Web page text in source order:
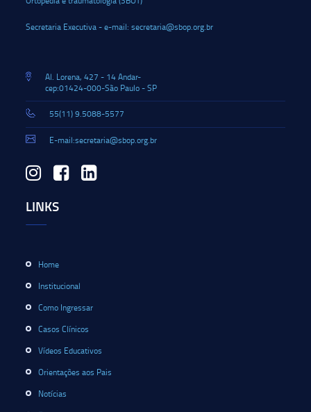
Secretaria Executiva - e-mail: secretaria@sbop.org.br
Al. Lorena, 427 - 14 Andar-
cep:01424-000-São Paulo - SP
55(11) 9.5088-5577
E-mail:secretaria@sbop.org.br
LINKS
Home
Institucional
Como Ingressar
Casos Clínicos
Vídeos Educativos
Orientações aos Pais
Notícias